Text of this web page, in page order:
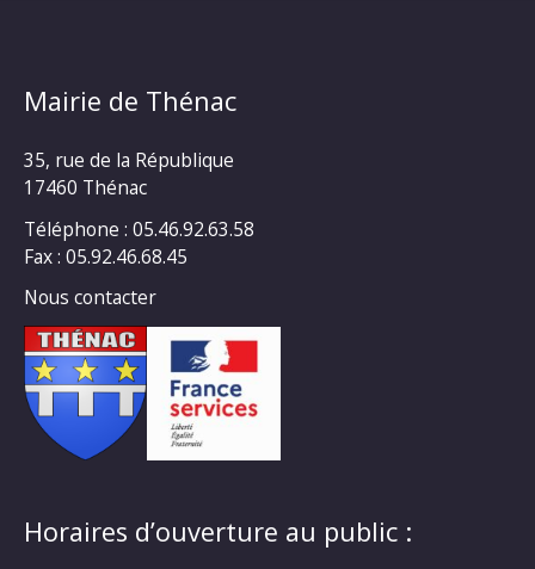
Mairie de Thénac
35, rue de la République
17460 Thénac
Téléphone : 05.46.92.63.58
Fax : 05.92.46.68.45
Nous contacter
Horaires d’ouverture au public :